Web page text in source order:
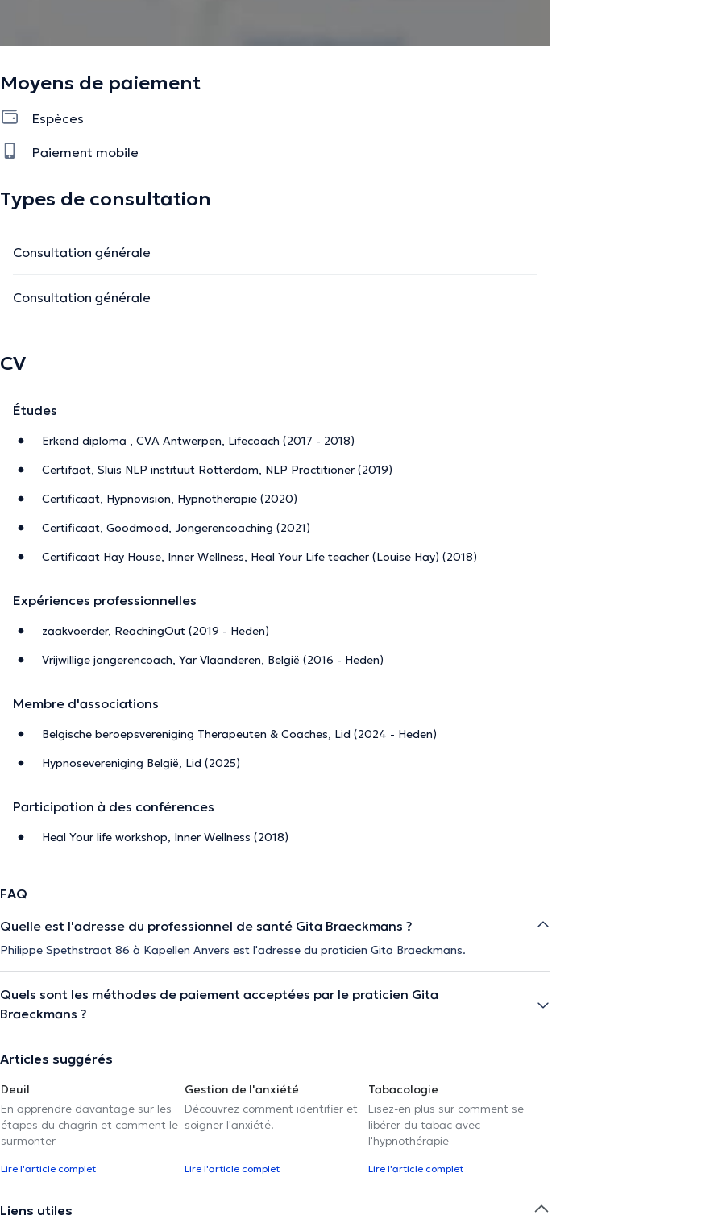
Moyens de paiement
Espèces
Paiement mobile
Types de consultation
Consultation générale
Consultation générale
CV
Études
Erkend diploma , CVA Antwerpen, Lifecoach (2017 - 2018)
Certifaat, Sluis NLP instituut Rotterdam, NLP Practitioner (2019)
Certificaat, Hypnovision, Hypnotherapie (2020)
Certificaat, Goodmood, Jongerencoaching (2021)
Certificaat Hay House, Inner Wellness, Heal Your Life teacher (Louise Hay) (2018)
Expériences professionnelles
zaakvoerder, ReachingOut (2019 - Heden)
Vrijwillige jongerencoach, Yar Vlaanderen, België (2016 - Heden)
Membre d'associations
Belgische beroepsvereniging Therapeuten & Coaches, Lid (2024 - Heden)
Hypnosevereniging België, Lid (2025)
Participation à des conférences
Heal Your life workshop, Inner Wellness (2018)
FAQ
Quelle est l'adresse du professionnel de santé Gita Braeckmans ?
Philippe Spethstraat 86 à Kapellen Anvers est l'adresse du praticien Gita Braeckmans.
Quels sont les méthodes de paiement acceptées par le praticien Gita
Braeckmans ?
Articles suggérés
Deuil
En apprendre davantage sur les
étapes du chagrin et comment le
surmonter
Lire l'article complet
Gestion de l'anxiété
Découvrez comment identifier et
soigner l'anxiété.
Lire l'article complet
Tabacologie
Lisez-en plus sur comment se
libérer du tabac avec
l'hypnothérapie
Lire l'article complet
Liens utiles